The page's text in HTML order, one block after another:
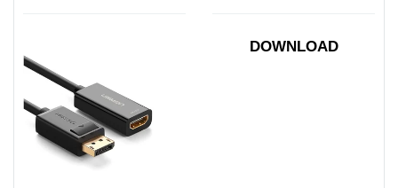
DOWNLOAD